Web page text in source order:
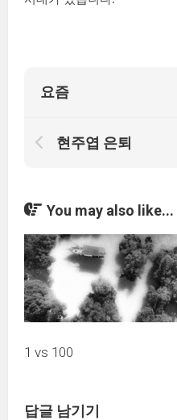
요즘
현주엽 은퇴
You may also like...
1 vs 100
답글 남기기